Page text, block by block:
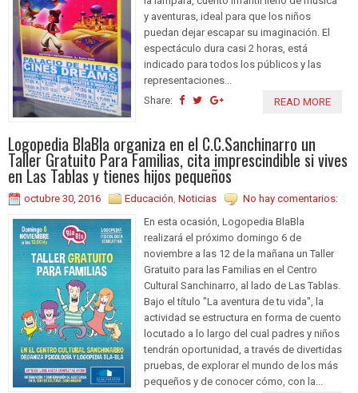
y aventuras, ideal para que los niños
puedan dejar escapar su imaginación. El
espectáculo dura casi 2 horas, está
indicado para todos los públicos y las
representaciones...
Share:
READ MORE
Logopedia BlaBla organiza en el C.C.Sanchinarro un
Taller Gratuito Para Familias, cita imprescindible si vives
en Las Tablas y tienes hijos pequeños
octubre 30, 2016 Educación, Noticias
No hay comentarios:
En esta ocasión, Logopedia BlaBla
realizará el próximo domingo 6 de
noviembre a las 12 de la mañana un Taller
Gratuito para las Familias en el Centro
Cultural Sanchinarro, al lado de Las Tablas.
Bajo el título "La aventura de tu vida", la
actividad se estructura en forma de cuento
locutado a lo largo del cual padres y niños
tendrán oportunidad, a través de divertidas
pruebas, de explorar el mundo de los más
pequeños y de conocer cómo, con la...